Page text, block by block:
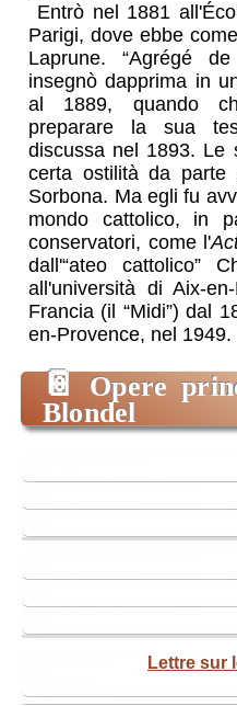
Entrò nel 1881
Parigi, dove ebbe
Laprune. “Agrégé
insegnò dapprima in
al 1889, quando
preparare la sua
discussa nel 1893. Le
certa ostilità da parte
Sorbona. Ma egli fu
mondo cattolico, in
conservatori, come l'
dall'“ateo cattolico”
all'università di Aix-
Francia (il “Midi”) dal
en-Provence, nel 1949.
📔 Opere
Blondel
originale
ital.
Lettre sur